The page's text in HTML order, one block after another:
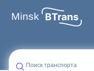
Minsk
Поиск транспорта